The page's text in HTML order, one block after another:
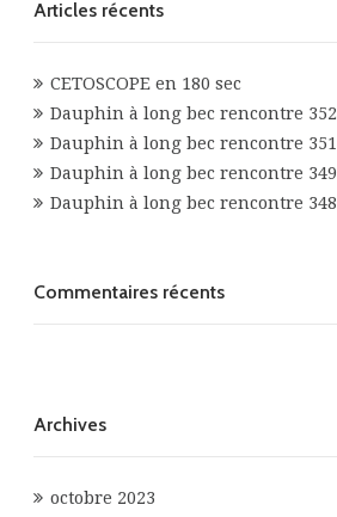
Articles récents
CETOSCOPE en 180 sec
Dauphin à long bec rencontre 352
Dauphin à long bec rencontre 351
Dauphin à long bec rencontre 349
Dauphin à long bec rencontre 348
Commentaires récents
Archives
octobre 2023